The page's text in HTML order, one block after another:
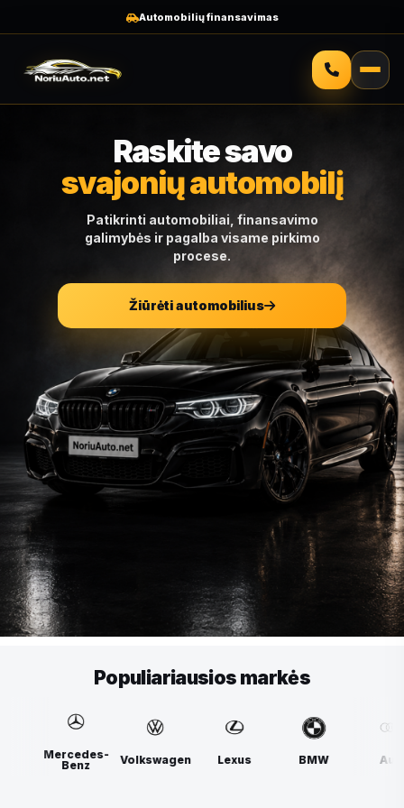
Gamyklų g. 9, Marijampolė
Raskite savo
svajonių automobilį
Patikrinti automobiliai, finansavimo
galimybės ir pagalba visame pirkimo
procese.
Žiūrėti automobilius
Populiariausios markės
Lexus BMW Audi
Mercedes-
Benz